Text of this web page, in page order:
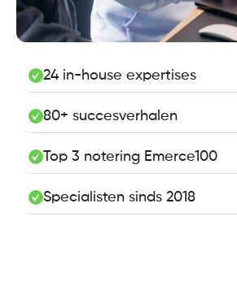
24 in-house expertises
80+ succesverhalen
Top 3 notering Emerce100
Specialisten sinds 2018